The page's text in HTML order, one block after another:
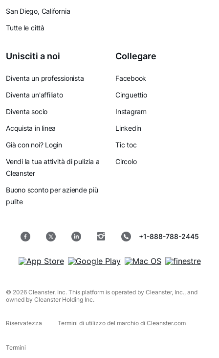
San Diego, California
Tutte le città
Unisciti a noi
Diventa un professionista
Diventa un'affiliato
Diventa socio
Acquista in linea
Già con noi? Login
Vendi la tua attività di pulizia a
Cleanster
Buono sconto per aziende più
pulite
Collegare
Facebook
Cinguettio
Instagram
Linkedin
Tic toc
Circolo
+1-888-788-2445
© 2026 Cleanster, Inc. This platform is operated by Cleanster, Inc., and
owned by Cleanster Holding Inc.
Riservatezza Termini di utilizzo del marchio di Cleanster.com
Termini